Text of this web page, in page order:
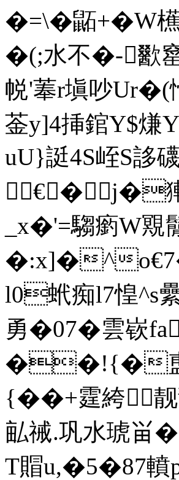
�=\�鼫+�W
�(;水不�-歠
帨'菶r塡吵
菳y]4挿錧Y$熑
uU}誔4S峌S誃
€�┝j�
_x�'=騶瘹W覭
�:x]�^
l0蚮痴l7惶^s
勇�07�雲
��!{�盙
{��+霆絝
畆祴.巩水琥畄
T賵u,�5�87轒